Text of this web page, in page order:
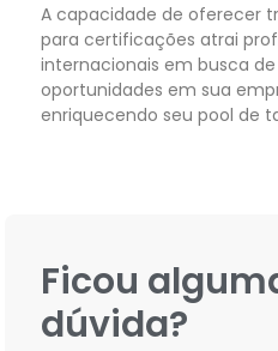
A capacidade de oferecer
para certificações atrai
internacionais em busca de
oportunidades em sua
enriquecendo seu pool de
Ficou
dúvida?